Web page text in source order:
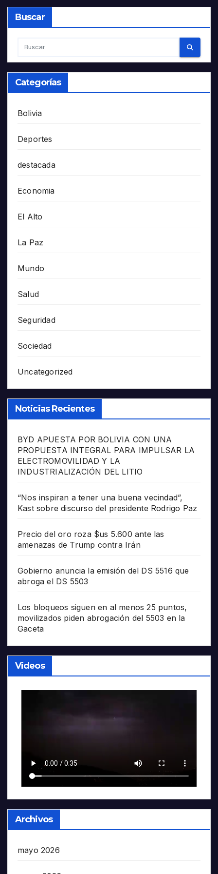
Buscar
Categorías
Bolivia
Deportes
destacada
Economia
El Alto
La Paz
Mundo
Salud
Seguridad
Sociedad
Uncategorized
Noticias Recientes
BYD APUESTA POR BOLIVIA CON UNA
PROPUESTA INTEGRAL PARA IMPULSAR LA
ELECTROMOVILIDAD Y LA
INDUSTRIALIZACIÓN DEL LITIO
“Nos inspiran a tener una buena vecindad”,
Kast sobre discurso del presidente Rodrigo Paz
Precio del oro roza $us 5.600 ante las
amenazas de Trump contra Irán
Gobierno anuncia la emisión del DS 5516 que
abroga el DS 5503
Los bloqueos siguen en al menos 25 puntos,
movilizados piden abrogación del 5503 en la
Gaceta
Videos
Archivos
mayo 2026